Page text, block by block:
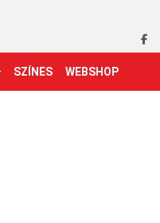
SZÍNES WEBSHOP